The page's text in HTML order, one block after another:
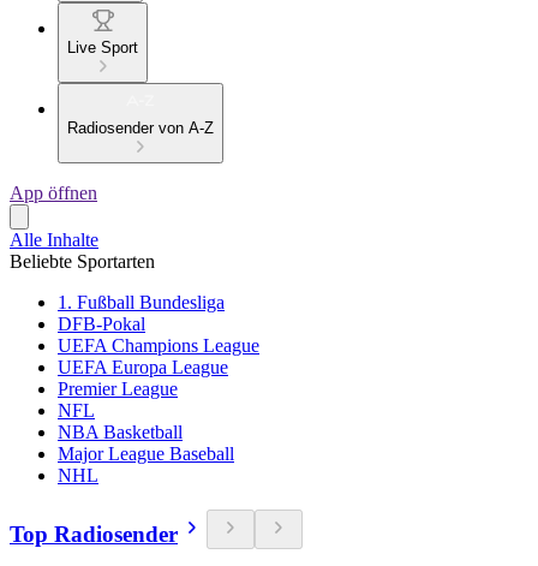
Live Sport
Radiosender von A-Z
App öffnen
Alle Inhalte
Beliebte Sportarten
1. Fußball Bundesliga
DFB-Pokal
UEFA Champions League
UEFA Europa League
Premier League
NFL
NBA Basketball
Major League Baseball
NHL
Top Radiosender